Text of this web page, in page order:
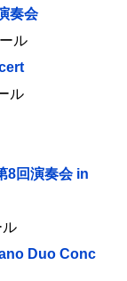
奏会
ル
ル
8回演奏会 in
Duo Conc